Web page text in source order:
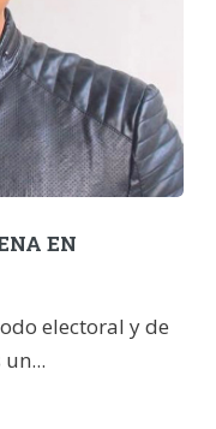
EN
electoral y de